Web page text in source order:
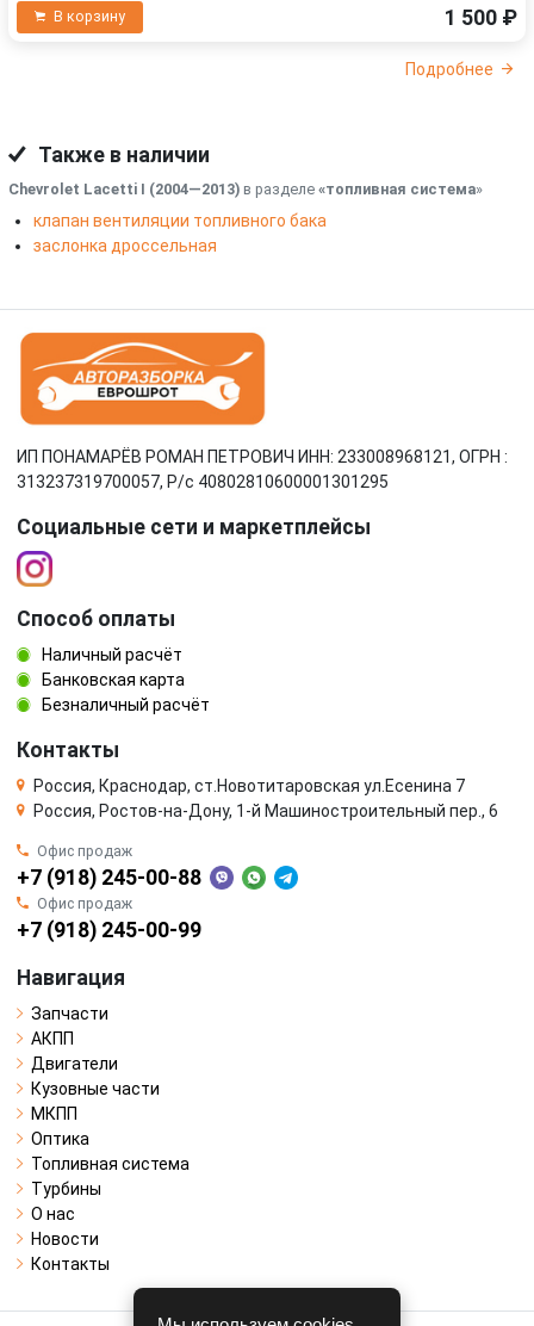
В корзину 1 500 ₽
Подробнее
Также в наличии
Chevrolet Lacetti I (2004—2013) в разделе «топливная система»
клапан вентиляции топливного бака
заслонка дроссельная
ИП ПОНАМАРЁВ РОМАН ПЕТРОВИЧ ИНН: 233008968121, ОГРН :
313237319700057, Р/c 40802810600001301295
Социальные сети и маркетплейсы
Способ оплаты
Наличный расчёт
Банковская карта
Безналичный расчёт
Контакты
Россия, Краснодар, ст.Новотитаровская ул.Есенина 7
Россия, Ростов-на-Дону, 1-й Машиностроительный пер., 6
Офис продаж
+7 (918) 245-00-88
Офис продаж
+7 (918) 245-00-99
Навигация
Запчасти
АКПП
Двигатели
Кузовные части
МКПП
Оптика
Топливная система
Турбины
О нас
Новости
Контакты